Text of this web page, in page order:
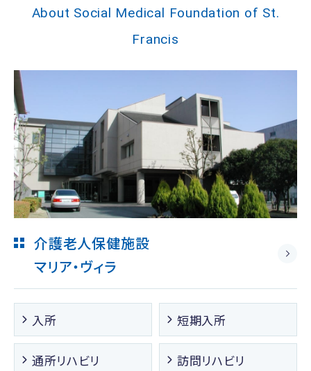
About Social Medical Foundation of St.
Francis
介護老人保健施設
マリア・ヴィラ
入所 短期入所
通所リハビリ 訪問リハビリ